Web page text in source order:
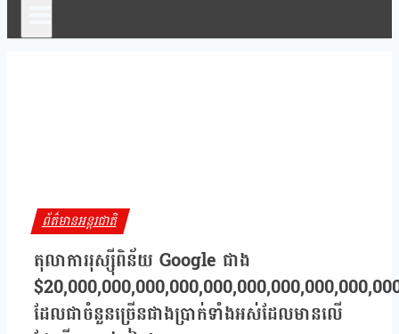
ព័ត៌មានអន្តរជាតិ
តុលាការរុស្ស៊ីពិន័យ Google ជាង
ដែលជាចំនួនច្រើនជាងប្រាក់ទាំងអស់ដែលមានលើ